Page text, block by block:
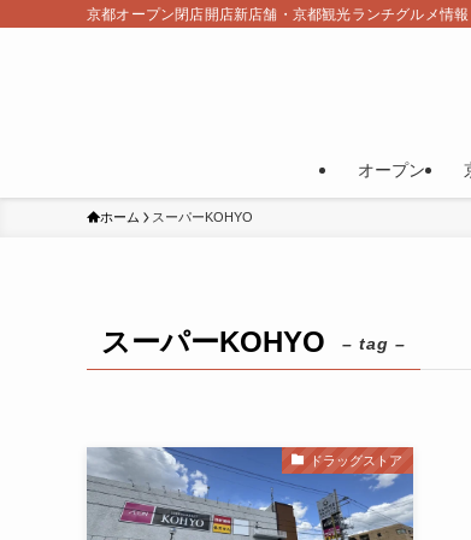
京都オープン閉店開店新店舗・京都観光ランチグルメ情報
オープン
ホーム スーパーKOHYO
スーパーKOHYO – tag –
ドラッグストア